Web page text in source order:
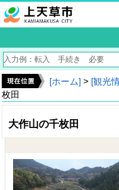
[ホーム] > [観光
枚田
大作山の千枚田